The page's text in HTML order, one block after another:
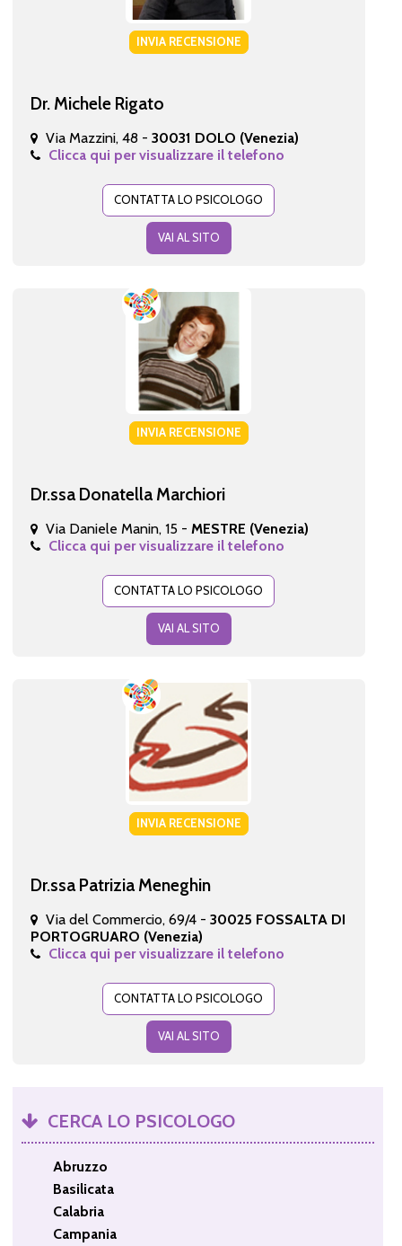
INVIA RECENSIONE
Dr. Michele Rigato
Via Mazzini, 48 - 30031 DOLO (Venezia)
Clicca qui per visualizzare il telefono
CONTATTA LO PSICOLOGO
VAI AL SITO
INVIA RECENSIONE
Dr.ssa Donatella Marchiori
Via Daniele Manin, 15 - MESTRE (Venezia)
Clicca qui per visualizzare il telefono
CONTATTA LO PSICOLOGO
VAI AL SITO
INVIA RECENSIONE
Dr.ssa Patrizia Meneghin
Via del Commercio, 69/4 - 30025 FOSSALTA DI
PORTOGRUARO (Venezia)
Clicca qui per visualizzare il telefono
CONTATTA LO PSICOLOGO
VAI AL SITO
CERCA LO PSICOLOGO
Abruzzo
Basilicata
Calabria
Campania